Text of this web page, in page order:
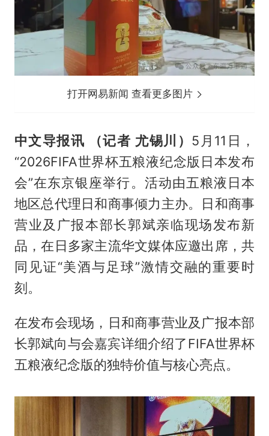
打开网易新闻 查看更多图片
中文导报讯 （记者 尤锡川） 5月11日，
“2026FIFA世界杯五粮液纪念版日本发布
会”在东京银座举行。活动由五粮液日本
地区总代理日和商事倾力主办。日和商事
营业及广报本部长郭斌亲临现场发布新
品，在日多家主流华文媒体应邀出席，共
同见证“美酒与足球”激情交融的重要时
刻。
在发布会现场，日和商事营业及广报本部
长郭斌向与会嘉宾详细介绍了FIFA世界杯
五粮液纪念版的独特价值与核心亮点。